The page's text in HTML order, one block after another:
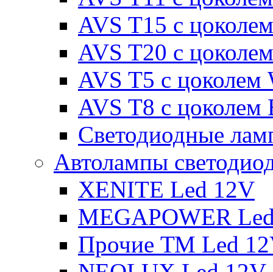
AVS T15 с
AVS T20 с
AVS T5 с цоколем
AVS T8 с цоколем
Светодиодные
Автолампы
XENITE Led 12V
MEGAPOWER
Прочие ТМ Led